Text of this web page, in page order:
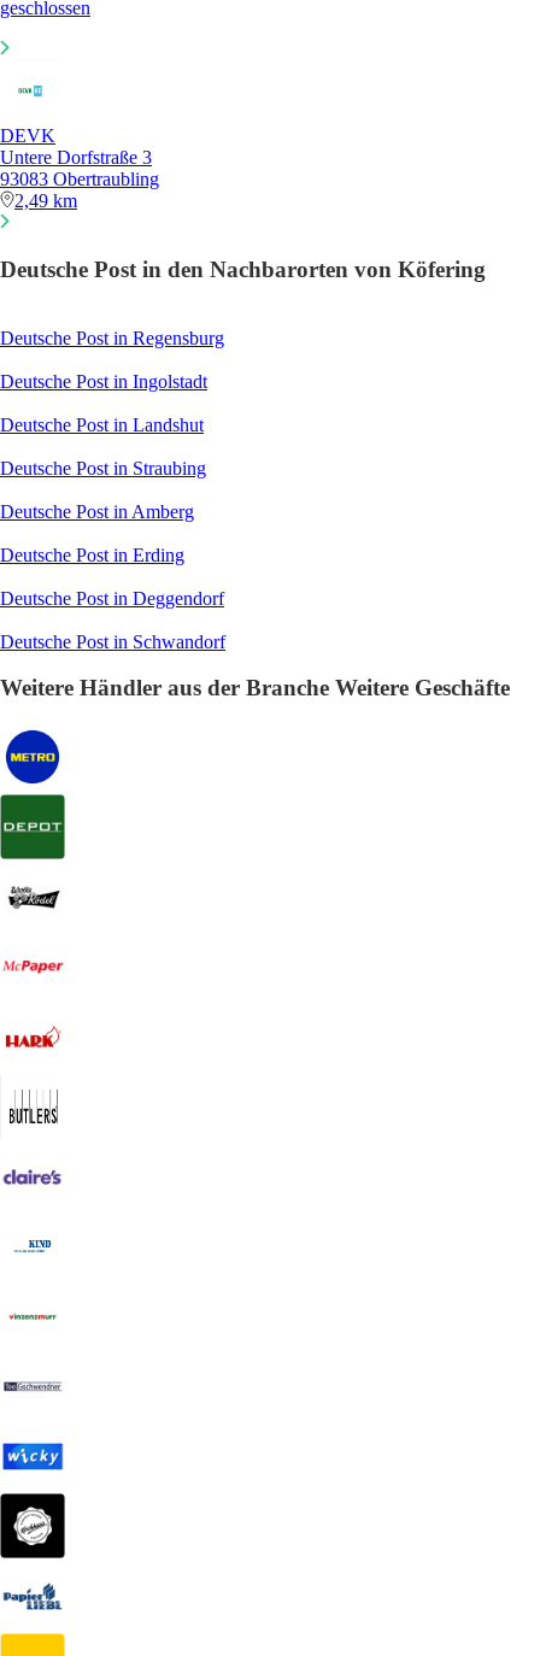
geschlossen
DEVK
Untere Dorfstraße 3
93083 Obertraubling
2,49 km
Deutsche Post in den Nachbarorten von Köfering
Deutsche Post in Regensburg
Deutsche Post in Ingolstadt
Deutsche Post in Landshut
Deutsche Post in Straubing
Deutsche Post in Amberg
Deutsche Post in Erding
Deutsche Post in Deggendorf
Deutsche Post in Schwandorf
Weitere Händler aus der Branche Weitere Geschäfte